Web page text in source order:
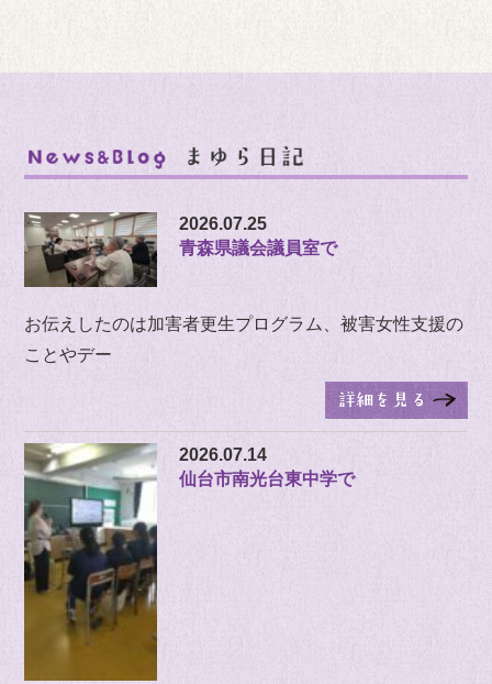
2026.07.25
青森県議会議員室で
お伝えしたのは加害者更生プログラム、被害女性支援の
ことやデー
2026.07.14
仙台市南光台東中学で